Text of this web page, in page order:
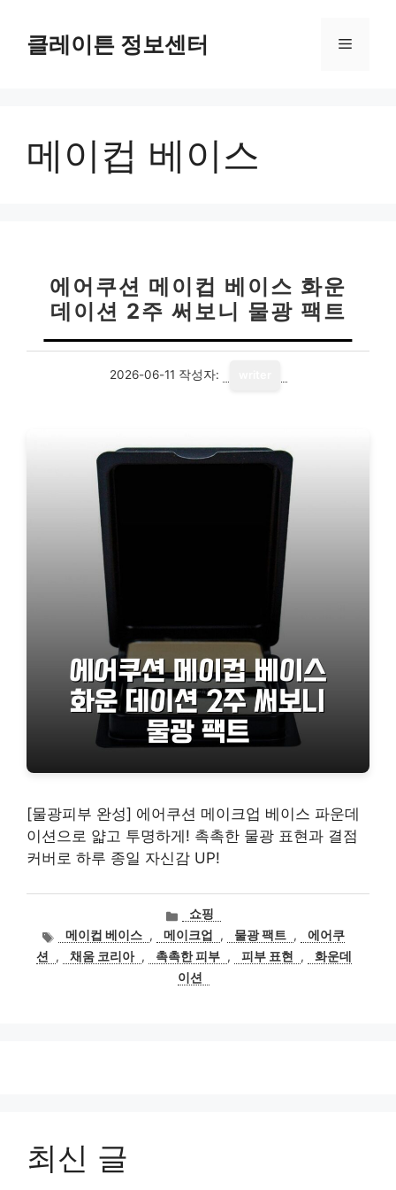
클레이튼 정보센터 메
메이컵 베이스
에어쿠션 메이컵 베이스 화운
데이션 2주 써보니 물광 팩트
2026-06-11 작성자:
[물광피부 완성] 에어쿠션 메이크업 베이스 파운데
이션으로 얇고 투명하게! 촉촉한 물광 표현과 결점
커버로 하루 종일 자신감 UP!
카
테
고
리
쇼핑
태메이컵 베이스 , 메이크업 , 물광 팩트 ,
에어쿠
션
, 채움 코리아 , 촉촉한 피부 , 피부 표현 ,
화운데
이션
최신 글